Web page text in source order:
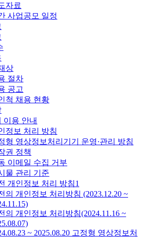
자료
사업공모 일정
상
절차
공고
척 채용 현황
이용 안내
정보 처리 방침
형 영상정보처리기기 운영·관리 방침
권 정책
이메일 수집 거부
물 관리 기준
개인정보 처리 방침1
의 개인정보 처리방침 (2023.12.20 ~
의 개인정보 처리방침(2024.11.16 ~
~ 2025.08.20 고정형 영상정보처